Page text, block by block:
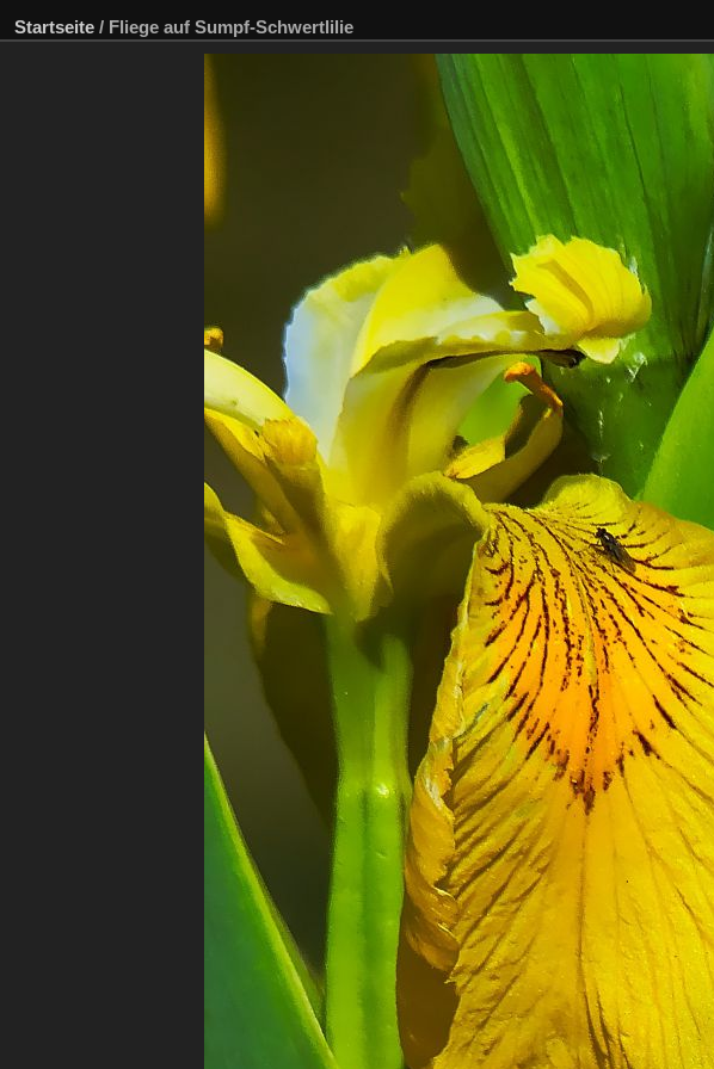
Startseite / Fliege auf Sumpf-Schwertlilie